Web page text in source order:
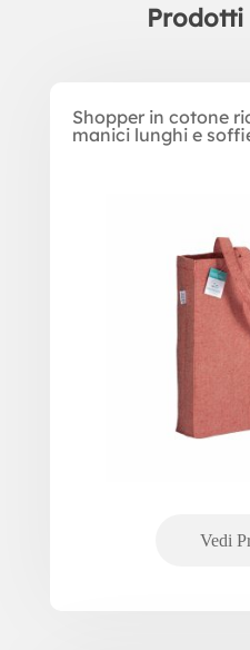
Shopper in cotone
manici lunghi e